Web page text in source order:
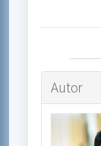
Autor